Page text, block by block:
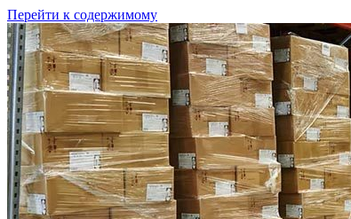
Перейти к содержимому